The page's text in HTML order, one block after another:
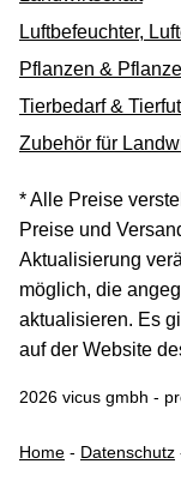
Luftbefeuchter,
Pflanzen &
Tierbedarf &
Zubehör für
* Alle Preise
Preise und
Aktualisierung
möglich, die
aktualisieren. Es
auf der Website
2026 vicus gmbh -
Home - Datenschutz